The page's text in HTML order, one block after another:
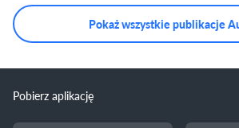
Pokaż wszystkie publikacje
Pobierz aplikację